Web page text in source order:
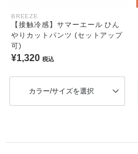
BREEZE
【接触冷感】サマーエール ひん
やりカットパンツ (セットアップ
可)
¥1,320 税込
カラー/サイズを選択